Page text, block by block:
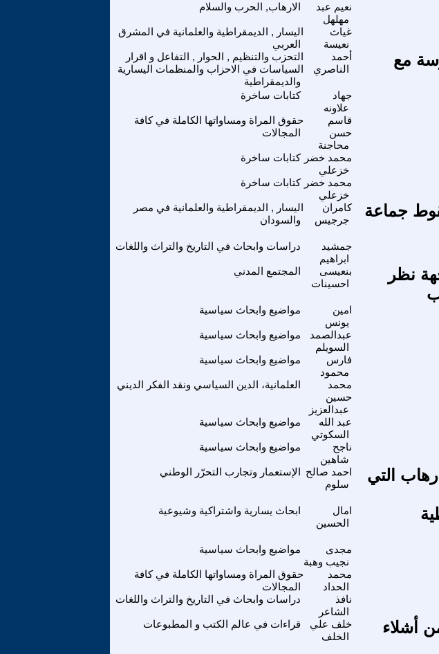
الارهاب, الحرب والسلام
نعيم عبد
مهلهل
اليسار , الديمقراطية والعلمانية في المشرق
العربي
غياث
نعيسة
التحزب والتنظيم , الحوار , التفاعل و اقرار
السياسات في الاحزاب والمنظمات اليسارية
والديمقراطية
أحمد
الناصري
مع
كتابات ساخرة
جهاد
علاونه
حقوق المراة ومساواتها الكاملة في كافة
المجالات
قاسم
حسن
محاجنة
كتابات ساخرة محمد خضر
خزعلي
كتابات ساخرة محمد خضر
خزعلي
اليسار , الديمقراطية والعلمانية في مصر
والسودان
كامران
جرجيس
جماعة
دراسات وابحاث في التاريخ والتراث واللغات
جمشيد
ابراهيم
المجتمع المدني
بنعيسى
احسينات
نظر
مواضيع وابحاث سياسية
امين
يونس
مواضيع وابحاث سياسية
عبدالصمد
السويلم
مواضيع وابحاث سياسية
فارس
محمود
العلمانية، الدين السياسي ونقد الفكر الديني
محمد
حسين
عبدالعزيز
مواضيع وابحاث سياسية
عبد الله
السكوتي
مواضيع وابحاث سياسية
ناجح
شاهين
الإستعمار وتجارب التحرّر الوطني احمد صالح
سلوم
التي
ابحاث يسارية واشتراكية وشيوعية
امال
الحسين
مواضيع وابحاث سياسية
مجدى
نجيب وهبة
حقوق المراة ومساواتها الكاملة في كافة
المجالات
محمد
الحداد
دراسات وابحاث في التاريخ والتراث واللغات
نافذ
الشاعر
قراءات في عالم الكتب و المطبوعات
خلف علي
الخلف
أشلاء